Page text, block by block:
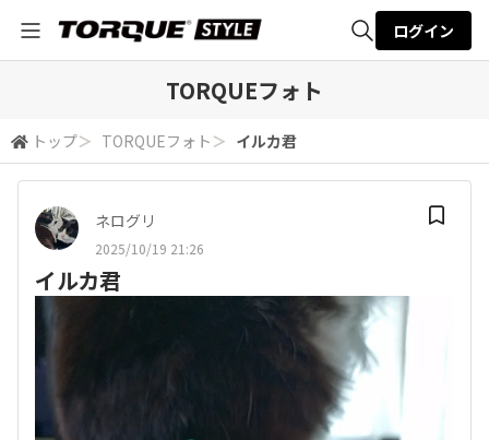
検索
ログイン
TORQUEフォト
トップ＞ TORQUEフォト ＞ イルカ君
ネログリ
2025/10/19 21:26
イルカ君